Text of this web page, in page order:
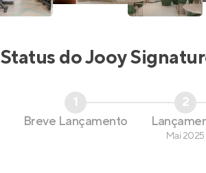
Status doJooy
1
Breve Lançamento
2
Mai 2025